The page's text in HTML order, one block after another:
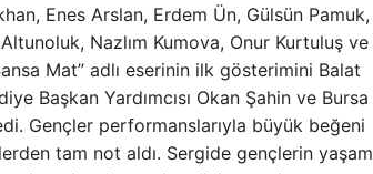
Enes Arslan, Erdem Ün, Gülsün Pamuk,
Nazlım Kumova, Onur Kurtuluş ve
Mat” adlı eserinin ilk gösterimini Balat
Başkan Yardımcısı Okan Şahin ve Bursa
Gençler performanslarıyla büyük beğeni
tam not aldı. Sergide gençlerin yaşam